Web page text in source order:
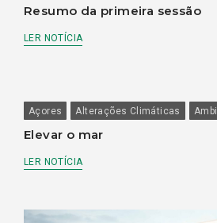
Resumo da primeira sessão
LER NOTÍCIA
Açores Alterações Climáticas
Elevar o mar
LER NOTÍCIA